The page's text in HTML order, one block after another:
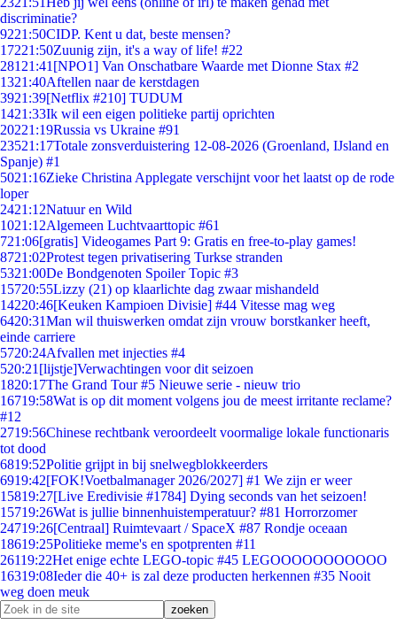
discriminatie?
9221:50CIDP. Kent u dat, beste mensen?
17221:50Zuunig zijn, it's a way of life! #22
281 21:41 [NPO1] Van Onschatbare Waarde met Dionne Stax #2
1321:40Aftellen naar de kerstdagen
3921:39[Netflix #210] TUDUM
1421:33Ik wil een eigen politieke partij oprichten
20221:19Russia vs Ukraine #91
23521:17Totale zonsverduistering 12-08-2026 (Groenland, IJsland en
Spanje) #1
5021:16Zieke Christina Applegate verschijnt voor het laatst op de rode
loper
2421:12Natuur en Wild
1021:12Algemeen Luchtvaarttopic #61
721:06[gratis] Videogames Part 9: Gratis en free-to-play games!
8721:02Protest tegen privatisering Turkse stranden
5321:00De Bondgenoten Spoiler Topic #3
15720:55Lizzy (21) op klaarlichte dag zwaar mishandeld
14220:46[Keuken Kampioen Divisie] #44 Vitesse mag weg
6420:31Man wil thuiswerken omdat zijn vrouw borstkanker heeft,
einde carriere
5720:24Afvallen met injecties #4
520:21 [lijstje]Verwachtingen voor dit seizoen
1820:17The Grand Tour #5 Nieuwe serie - nieuw trio
16719:58Wat is op dit moment volgens jou de meest irritante reclame?
#12
2719:56Chinese rechtbank veroordeelt voormalige lokale functionaris
tot dood
6819:52Politie grijpt in bij snelwegblokkeerders
6919:42[FOK!Voetbalmanager 2026/2027] #1 We zijn er weer
15819:27[Live Eredivisie #1784] Dying seconds van het seizoen!
15719:26Wat is jullie binnenhuistemperatuur? #81 Horrorzomer
24719:26[Centraal] Ruimtevaart / SpaceX #87 Rondje oceaan
18619:25Politieke meme's en spotprenten #11
26119:22Het enige echte LEGO-topic #45 LEGOOOOOOOOOOO
16319:08Ieder die 40+ is zal deze producten herkennen #35 Nooit
weg doen meuk